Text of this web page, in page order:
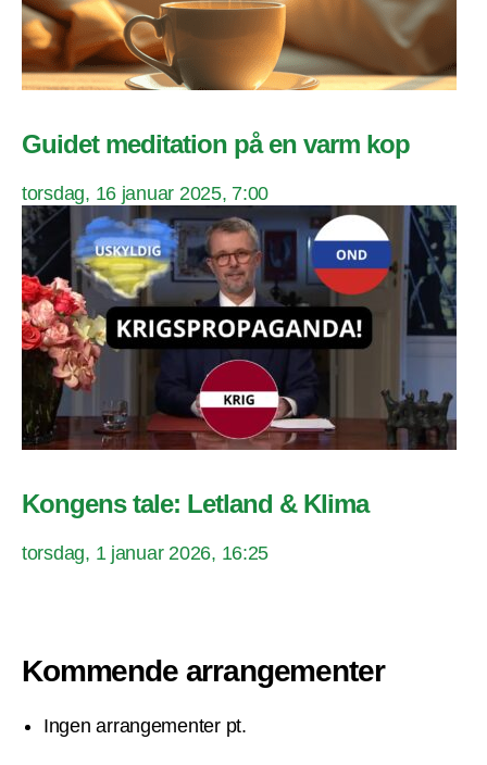
Guidet meditation på en varm kop
torsdag, 16 januar 2025, 7:00
Kongens tale: Letland & Klima
torsdag, 1 januar 2026, 16:25
Kommende arrangementer
Ingen arrangementer pt.